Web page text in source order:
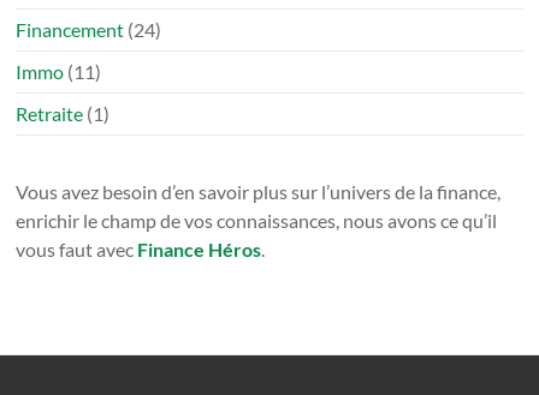
Financement (24)
Immo (11)
Retraite (1)
Vous avez besoin d’en savoir plus sur l’univers de la finance,
enrichir le champ de vos connaissances, nous avons ce qu’il
vous faut avec Finance Héros.